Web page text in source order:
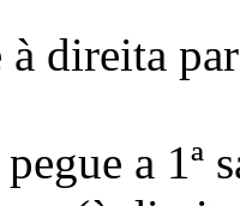
à direita
a 1ª